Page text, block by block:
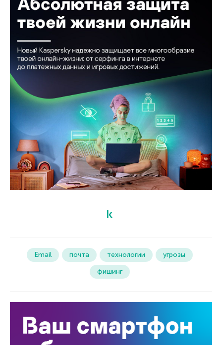
Email почта технологии
угрозы
фишинг